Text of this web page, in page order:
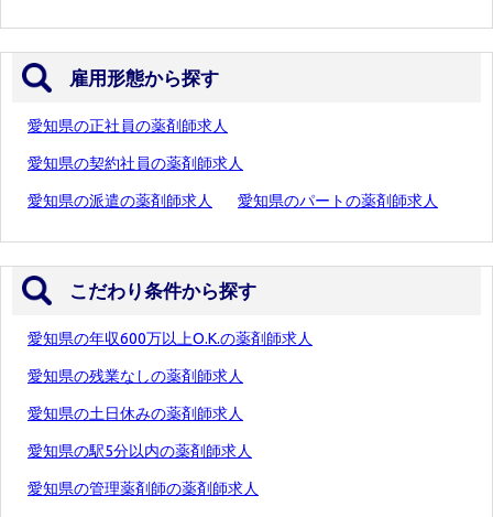
雇用形態から探す
愛知県の正社員の薬剤師求人
愛知県の契約社員の薬剤師求人
愛知県の派遣の薬剤師求人 愛知県のパートの薬剤師求人
こだわり条件から探す
愛知県の年収600万以上O.K.の薬剤師求人
愛知県の残業なしの薬剤師求人
愛知県の土日休みの薬剤師求人
愛知県の駅5分以内の薬剤師求人
愛知県の管理薬剤師の薬剤師求人